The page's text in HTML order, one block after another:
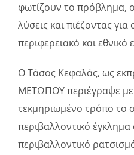
φωτίζουν το πρόβλημα,
λύσεις και πιέζοντας για
περιφερειακό και εθνικό
Ο Τάσος Κεφαλάς, ως
ΜΕΤΩΠΟΥ περιέγραψε
τεκμηριωμένο τρόπο το
περιβαλλοντικό
περιβαλλοντικό